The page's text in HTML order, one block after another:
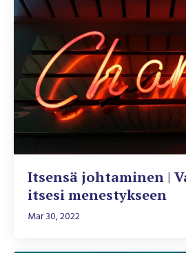
Itsensä johtaminen |
itsesi menestykseen
Mar 30, 2022